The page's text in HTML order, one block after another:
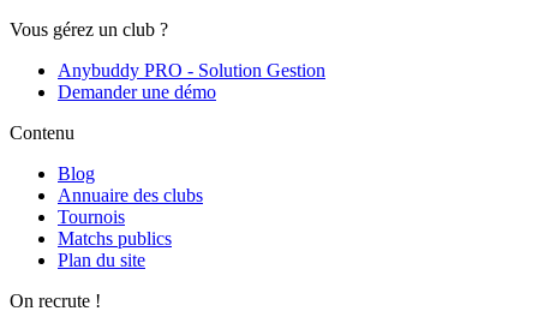
Vous gérez un club ?
Anybuddy PRO - Solution Gestion
Demander une démo
Contenu
Blog
Annuaire des clubs
Tournois
Matchs publics
Plan du site
On recrute !